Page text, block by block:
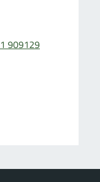
909129